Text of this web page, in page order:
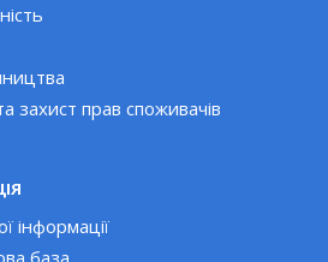
захист прав споживачів
інформації
база